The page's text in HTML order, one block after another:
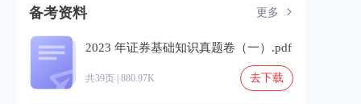
备考资料 更多
2023 年证券基础知识真题卷（一）.pdf
共39页 | 880.97K 去下载